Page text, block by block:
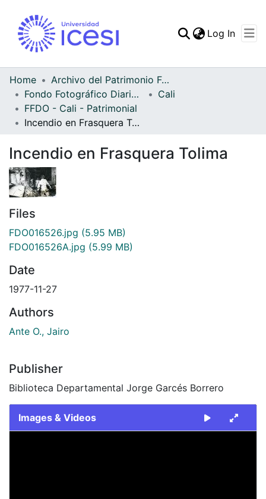
Statistics
Log In
Home
Archivo del Patrimonio Fotográfico y Fílmico del Valle del Cauca
Fondo Fotográfico Diario Occidente
Cali
FFDO - Cali - Patrimonial
Incendio en Frasquera Tolima
Incendio en Frasquera Tolima
Files
FDO016526.jpg (5.95 MB)
FDO016526A.jpg (5.99 MB)
Date
1977-11-27
Authors
Ante O., Jairo
Publisher
Biblioteca Departamental Jorge Garcés Borrero
Images & Videos